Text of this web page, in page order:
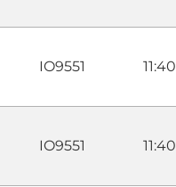
IO9551 11:40
IO9551 11:40